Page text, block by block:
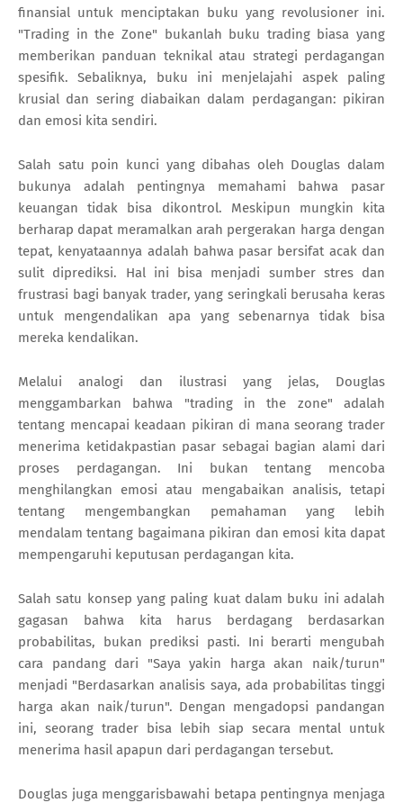
finansial untuk menciptakan buku yang revolusioner ini.
"Trading in the Zone" bukanlah buku trading biasa yang
memberikan panduan teknikal atau strategi perdagangan
spesifik. Sebaliknya, buku ini menjelajahi aspek paling
krusial dan sering diabaikan dalam perdagangan: pikiran
dan emosi kita sendiri.
Salah satu poin kunci yang dibahas oleh Douglas dalam
bukunya adalah pentingnya memahami bahwa pasar
keuangan tidak bisa dikontrol. Meskipun mungkin kita
berharap dapat meramalkan arah pergerakan harga dengan
tepat, kenyataannya adalah bahwa pasar bersifat acak dan
sulit diprediksi. Hal ini bisa menjadi sumber stres dan
frustrasi bagi banyak trader, yang seringkali berusaha keras
untuk mengendalikan apa yang sebenarnya tidak bisa
mereka kendalikan.
Melalui analogi dan ilustrasi yang jelas, Douglas
menggambarkan bahwa "trading in the zone" adalah
tentang mencapai keadaan pikiran di mana seorang trader
menerima ketidakpastian pasar sebagai bagian alami dari
proses perdagangan. Ini bukan tentang mencoba
menghilangkan emosi atau mengabaikan analisis, tetapi
tentang mengembangkan pemahaman yang lebih
mendalam tentang bagaimana pikiran dan emosi kita dapat
mempengaruhi keputusan perdagangan kita.
Salah satu konsep yang paling kuat dalam buku ini adalah
gagasan bahwa kita harus berdagang berdasarkan
probabilitas, bukan prediksi pasti. Ini berarti mengubah
cara pandang dari "Saya yakin harga akan naik/turun"
menjadi "Berdasarkan analisis saya, ada probabilitas tinggi
harga akan naik/turun". Dengan mengadopsi pandangan
ini, seorang trader bisa lebih siap secara mental untuk
menerima hasil apapun dari perdagangan tersebut.
Douglas juga menggarisbawahi betapa pentingnya menjaga